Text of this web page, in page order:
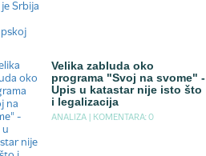
Velika zabluda oko
programa "Svoj na svome" -
Upis u katastar nije isto što
i legalizacija
ANALIZA | KOMENTARA: 0